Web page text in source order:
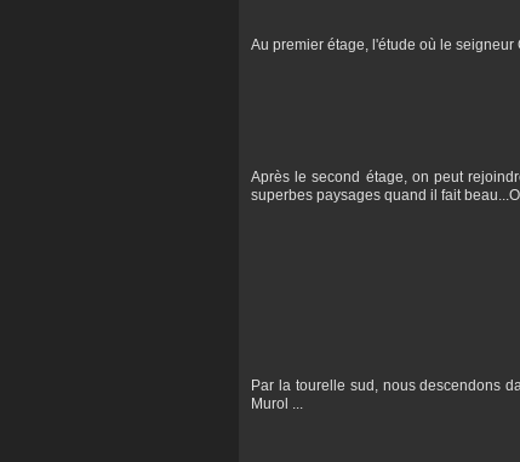
Au premier étage, l'étude où le
Après le second étage, on peut
superbes paysages quand il fait
Par la tourelle sud, nous descendons
Murol ...